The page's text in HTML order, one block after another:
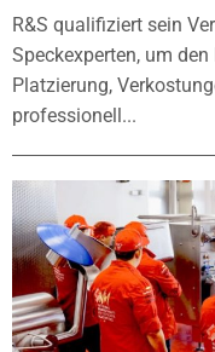
R&S qualifiziert sein
Speckexperten, um
Platzierung,
professionell...